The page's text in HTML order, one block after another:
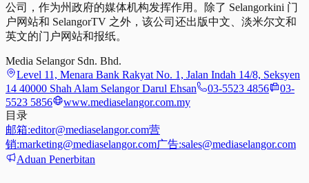
公司，作为州政府的媒体机构发挥作用。除了 Selangorkini 门
户网站和 SelangorTV 之外，该公司还出版中文、淡米尔文和
英文的门户网站和报纸。
Media Selangor Sdn. Bhd.
Level 11, Menara Bank Rakyat No. 1, Jalan Indah 14/8, Seksyen
14 40000 Shah Alam Selangor Darul Ehsan
03-5523 4856
03-
5523 5856
www.mediaselangor.com.my
目录
邮箱:editor@mediaselangor.com营
销:marketing@mediaselangor.com广告:sales@mediaselangor.com
Aduan Penerbitan